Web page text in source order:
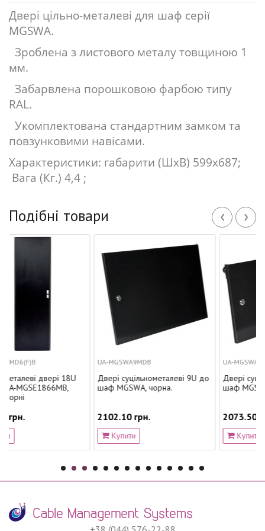
Двері цільно-металеві для шаф серії
MGSWA.
Зроблена з листового металу товщиною 1
мм.
Забарвлена порошковою фарбою типу
RAL.
Укомплектована стандартним замком та
повзунковими навісами.
Характеристики: габарити (ШхВ) 599х687;
Вага (Кг.) 4,4 ;
Подібні товари ‹ ›
18U
UA-MGSWA9MDB
Двері суцільнометалеві 9U до
шаф MGSWA, чорна.
2102.10 грн.
UA-MGSWA6MDB
Двері
шаф MGSWA, чорна.
2073.50 грн.